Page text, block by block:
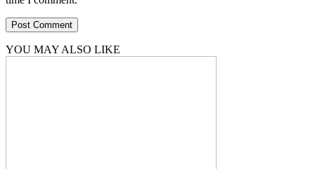
YOU MAY ALSO LIKE